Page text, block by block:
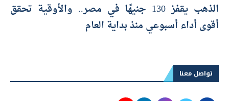
الذهب يقفز 130 جنيهًا في مصر.. والأوقية تحقق
أقوى أداء أسبوعي منذ بداية العام
تواصل معنا